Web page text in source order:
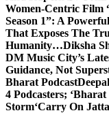
Women-Centric Film
Season 1”: A
That Exposes The
Humanity…Diksha
DM Music City’s
Guidance, Not
Bharat Podcast
4 Podcasters;
Storm‘Carry On